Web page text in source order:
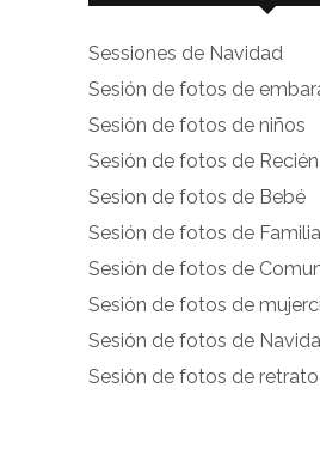
facebook.com
en
Facebook
instagram.com
en
Instagram
Sessiones de Navidad
Sesión de fotos de
Sesión de fotos de niños
Sesión de fotos de
Sesion de fotos de Bebé
Sesión de fotos de Familia
Sesión de fotos de
Sesión de fotos de
Sesión de fotos de
Sesión de fotos de